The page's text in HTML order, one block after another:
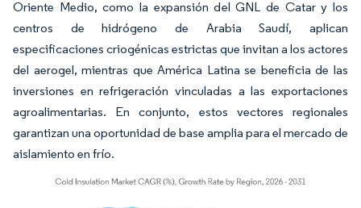
Oriente Medio, como la expansión del GNL de Catar y los
centros de hidrógeno de Arabia Saudí, aplican
especificaciones criogénicas estrictas que invitan a los actores
del aerogel, mientras que América Latina se beneficia de las
inversiones en refrigeración vinculadas a las exportaciones
agroalimentarias. En conjunto, estos vectores regionales
garantizan una oportunidad de base amplia para el mercado de
aislamiento en frío.